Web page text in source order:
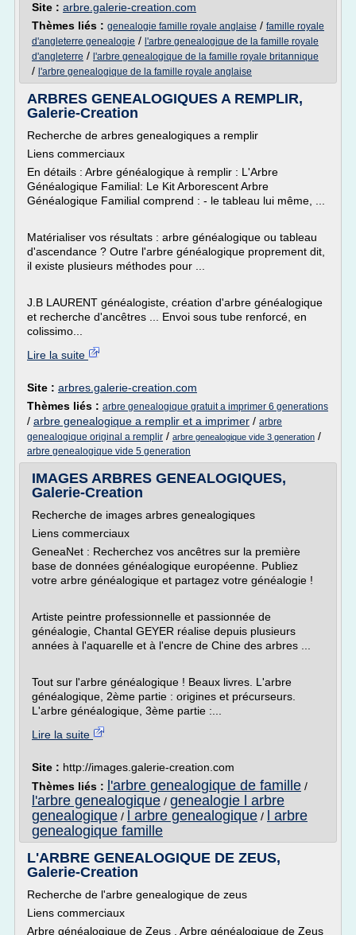
Site : arbre.galerie-creation.com
Thèmes liés : genealogie famille royale anglaise / famille royale
d'angleterre genealogie / l'arbre genealogique de la famille royale
d'angleterre / l'arbre genealogique de la famille royale britannique
/ l'arbre genealogique de la famille royale anglaise
ARBRES GENEALOGIQUES A REMPLIR,
Galerie-Creation
Recherche de arbres genealogiques a remplir
Liens commerciaux
En détails : Arbre généalogique à remplir : L'Arbre
Généalogique Familial: Le Kit Arborescent Arbre
Généalogique Familial comprend : - le tableau lui même, ...
Matérialiser vos résultats : arbre généalogique ou tableau
d'ascendance ? Outre l'arbre généalogique proprement dit,
il existe plusieurs méthodes pour ...
J.B LAURENT généalogiste, création d'arbre généalogique
et recherche d'ancêtres ... Envoi sous tube renforcé, en
colissimo...
Lire la suite
Site : arbres.galerie-creation.com
Thèmes liés : arbre genealogique gratuit a imprimer 6 generations
/ arbre genealogique a remplir et a imprimer / arbre
genealogique original a remplir / arbre genealogique vide 3 generation /
arbre genealogique vide 5 generation
IMAGES ARBRES GENEALOGIQUES,
Galerie-Creation
Recherche de images arbres genealogiques
Liens commerciaux
GeneaNet : Recherchez vos ancêtres sur la première
base de données généalogique européenne. Publiez
votre arbre généalogique et partagez votre généalogie !
Artiste peintre professionnelle et passionnée de
généalogie, Chantal GEYER réalise depuis plusieurs
années à l'aquarelle et à l'encre de Chine des arbres ...
Tout sur l'arbre généalogique ! Beaux livres. L'arbre
généalogique, 2ème partie : origines et précurseurs.
L'arbre généalogique, 3ème partie :...
Lire la suite
Site : http://images.galerie-creation.com
Thèmes liés :
l'arbre genealogique de famille /
l'arbre genealogique / genealogie l arbre
genealogique / l arbre genealogique /
l arbre
genealogique famille
L'ARBRE GENEALOGIQUE DE ZEUS,
Galerie-Creation
Recherche de l'arbre genealogique de zeus
Liens commerciaux
Arbre généalogique de Zeus . Arbre généalogique de Zeus